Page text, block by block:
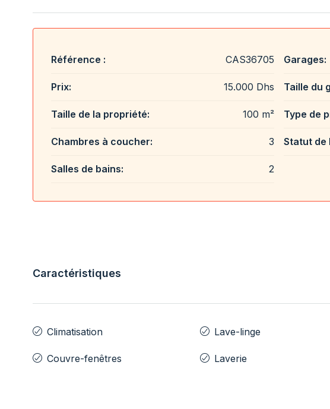
Référence : CAS36705
Prix: 15.000 Dhs
Taille de la propriété: 100 m²
Chambres à coucher: 3
Salles de bains: 2
Garages:
Taille du
Type de
Statut de
Caractéristiques
Climatisation
Couvre-fenêtres
Lave-linge
Laverie